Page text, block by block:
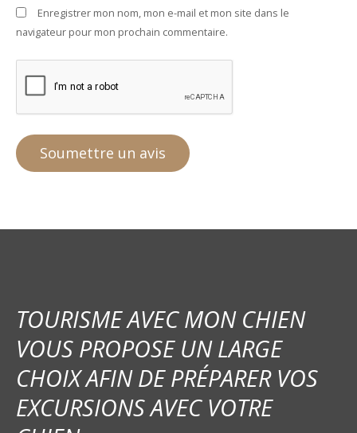
Enregistrer mon nom, mon e-mail et mon site dans le
navigateur pour mon prochain commentaire.
TOURISME AVEC MON CHIEN
VOUS PROPOSE UN LARGE
CHOIX AFIN DE PRÉPARER VOS
EXCURSIONS AVEC VOTRE